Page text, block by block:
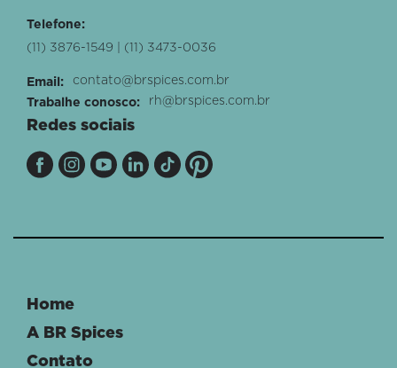
Telefone:
(11) 3876-1549 | (11) 3473-0036
Email:
contato@brspices.com.br
Trabalhe conosco:
rh@brspices.com.br
Redes sociais
Home
A BR Spices
Contato